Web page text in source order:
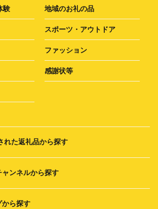
験 地域のお礼の品
スポーツ・アウトドア
ファッション
感謝状等
れた返礼品から探す
ャンネルから探す
から探す